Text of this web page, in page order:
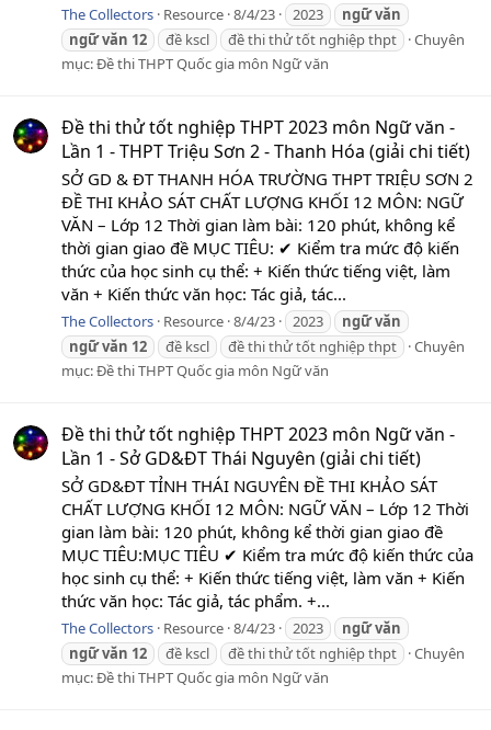
The Collectors Resource 8/4/23 2023 ngữvăn
ngữvăn 12 đề kscl đề thi thử tốt nghiệp thpt
Chuyên
mục:Đề thi THPT Quốc gia môn Ngữ văn
Đề thi thử tốt nghiệp THPT 2023 môn Ngữ văn -
Lần 1 - THPT Triệu Sơn 2 - Thanh Hóa (giải chi tiết)
SỞ GD & ĐT THANH HÓA TRƯỜNG THPT TRIỆU SƠN 2
ĐỀ THI KHẢO SÁT CHẤT LƯỢNG KHỐI 12 MÔN: NGỮ
VĂN – Lớp 12 Thời gian làm bài: 120 phút, không kể
thời gian giao đề MỤC TIÊU: ✔ Kiểm tra mức độ kiến
thức của học sinh cụ thể: + Kiến thức tiếng việt, làm
văn + Kiến thức văn học: Tác giả, tác...
The Collectors Resource 8/4/23 2023 ngữvăn
ngữvăn 12 đề kscl đề thi thử tốt nghiệp thpt
Chuyên
mục:Đề thi THPT Quốc gia môn Ngữ văn
Đề thi thử tốt nghiệp THPT 2023 môn Ngữ văn -
Lần 1 - Sở GD&ĐT Thái Nguyên (giải chi tiết)
SỞ GD&ĐT TỈNH THÁI NGUYÊN ĐỀ THI KHẢO SÁT
CHẤT LƯỢNG KHỐI 12 MÔN: NGỮ VĂN – Lớp 12 Thời
gian làm bài: 120 phút, không kể thời gian giao đề
MỤC TIÊU:MỤC TIÊU ✔ Kiểm tra mức độ kiến thức của
học sinh cụ thể: + Kiến thức tiếng việt, làm văn + Kiến
thức văn học: Tác giả, tác phẩm. +...
The Collectors Resource 8/4/23 2023 ngữvăn
ngữvăn 12 đề kscl đề thi thử tốt nghiệp thpt
Chuyên
mục:Đề thi THPT Quốc gia môn Ngữ văn